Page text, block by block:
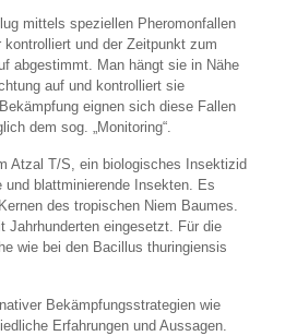
mittels speziellen Pheromonfallen
und der Zeitpunkt zum
abgestimmt. Man hängt sie in Nähe
auf und kontrolliert sie
eignen sich diese Fallen
dem sog. „Monitoring“.
Atzal T/S, ein biologisches Insektizid
und blattminierende Insekten. Es
des tropischen Niem Baumes.
Jahrhunderten eingesetzt. Für die
wie bei den Bacillus thuringiensis
Bekämpfungsstrategien wie
Erfahrungen und Aussagen.